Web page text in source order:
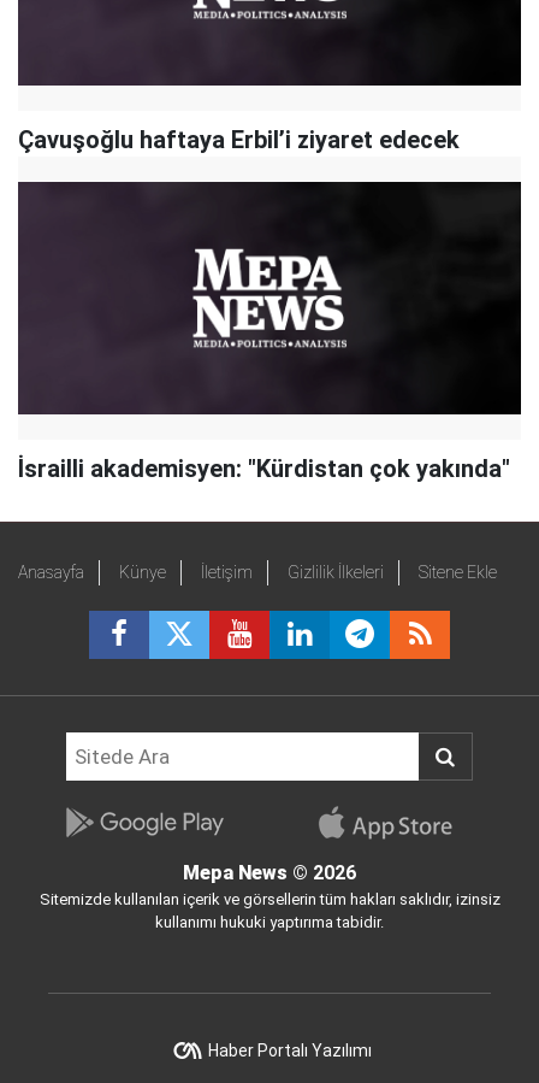
Çavuşoğlu haftaya Erbil’i ziyaret edecek
İsrailli akademisyen: "Kürdistan çok yakında"
Anasayfa Künye İletişim Gizlilik İlkeleri Sitene Ekle
Mepa News © 2026
Sitemizde kullanılan içerik ve görsellerin tüm hakları saklıdır, izinsiz
kullanımı hukuki yaptırıma tabidir.
Haber Portalı Yazılımı